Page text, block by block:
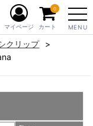
MENU
マイページ カート
0
クリップ